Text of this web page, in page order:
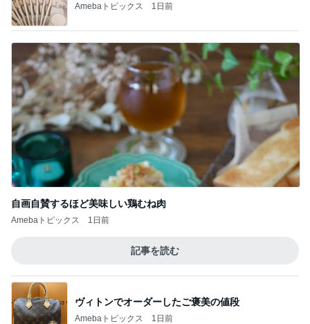
Amebaトピックス 1日前
自画自賛するほど美味しい鶏むね肉
Amebaトピックス 1日前
記事を読む
ヴィトンでオーダーしたご褒美の値段
Amebaトピックス 1日前